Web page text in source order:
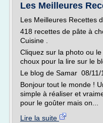
Les Meilleures
Les Meilleures Recettes
418 recettes de pâte à
Cuisine .
Cliquez sur la photo ou
choux pour la lire sur le
Le blog de Samar 08/
Bonjour tout le monde !
simple à réaliser et
pour le goûter mais on...
Lire la suite